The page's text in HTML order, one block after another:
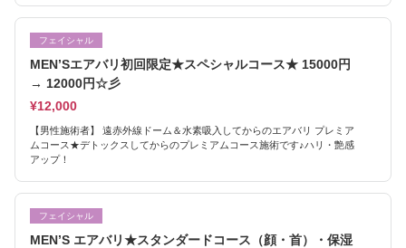
フェイシャル
MEN’Sエアバリ初回限定★スペシャルコース★ 15000円
→ 12000円☆彡
¥12,000
【男性施術者】 遠赤外線ドーム＆水素吸入してからのエアバリ プレミア
ムコース★デトックスしてからのプレミアムコース施術です♪ハリ・艶感
アップ！
フェイシャル
MEN’S エアバリ★スタンダードコース（顔・首）・保湿